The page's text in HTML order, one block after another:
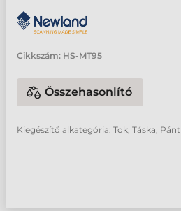
Cikkszám: HS-MT95
Összehasonlító
Kiegészítő alkategória: Tok, Táska, Pánt